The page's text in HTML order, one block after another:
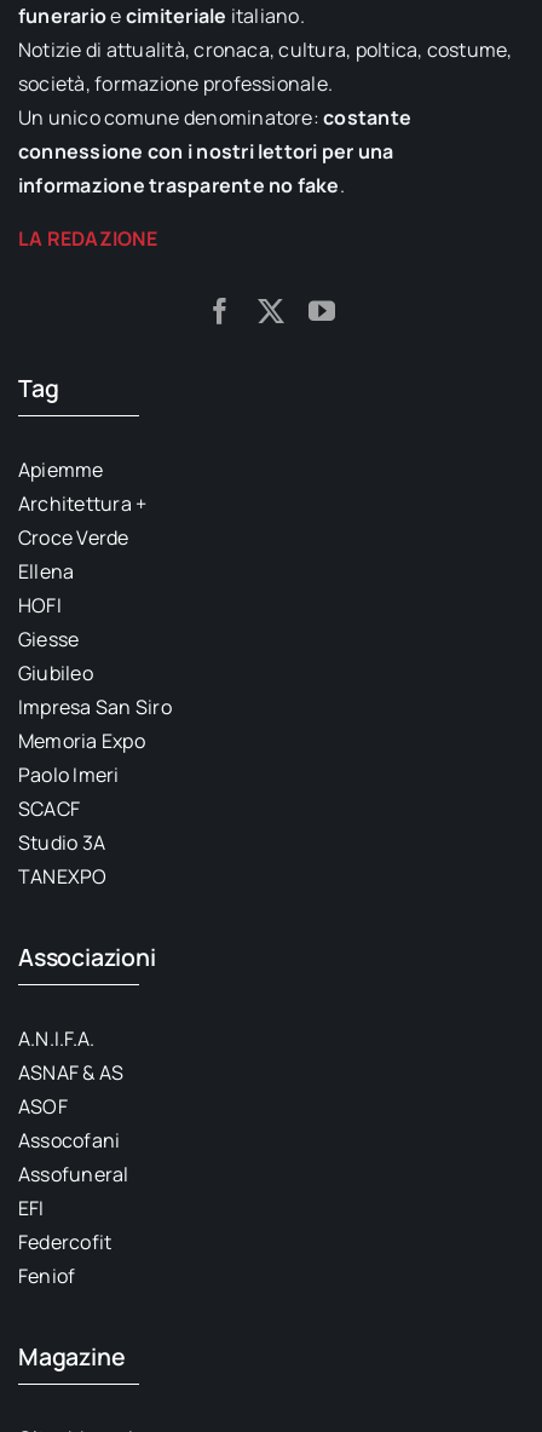
funerarioecimiteriale italiano.
Notizie di attualità, cronaca, cultura, poltica, costume,
società, formazione professionale.
Un unico comune denominatore:costante
connessione con i nostri lettori per una
informazione trasparente no fake.
LA REDAZIONE
Tag
Apiemme
Architettura +
Croce Verde
Ellena
HOFI
Giesse
Giubileo
Impresa San Siro
Memoria Expo
Paolo Imeri
SCACF
Studio 3A
TANEXPO
Associazioni
A.N.I.F.A.
ASNAF & AS
ASOF
Assocofani
Assofuneral
EFI
Federcofit
Feniof
Magazine